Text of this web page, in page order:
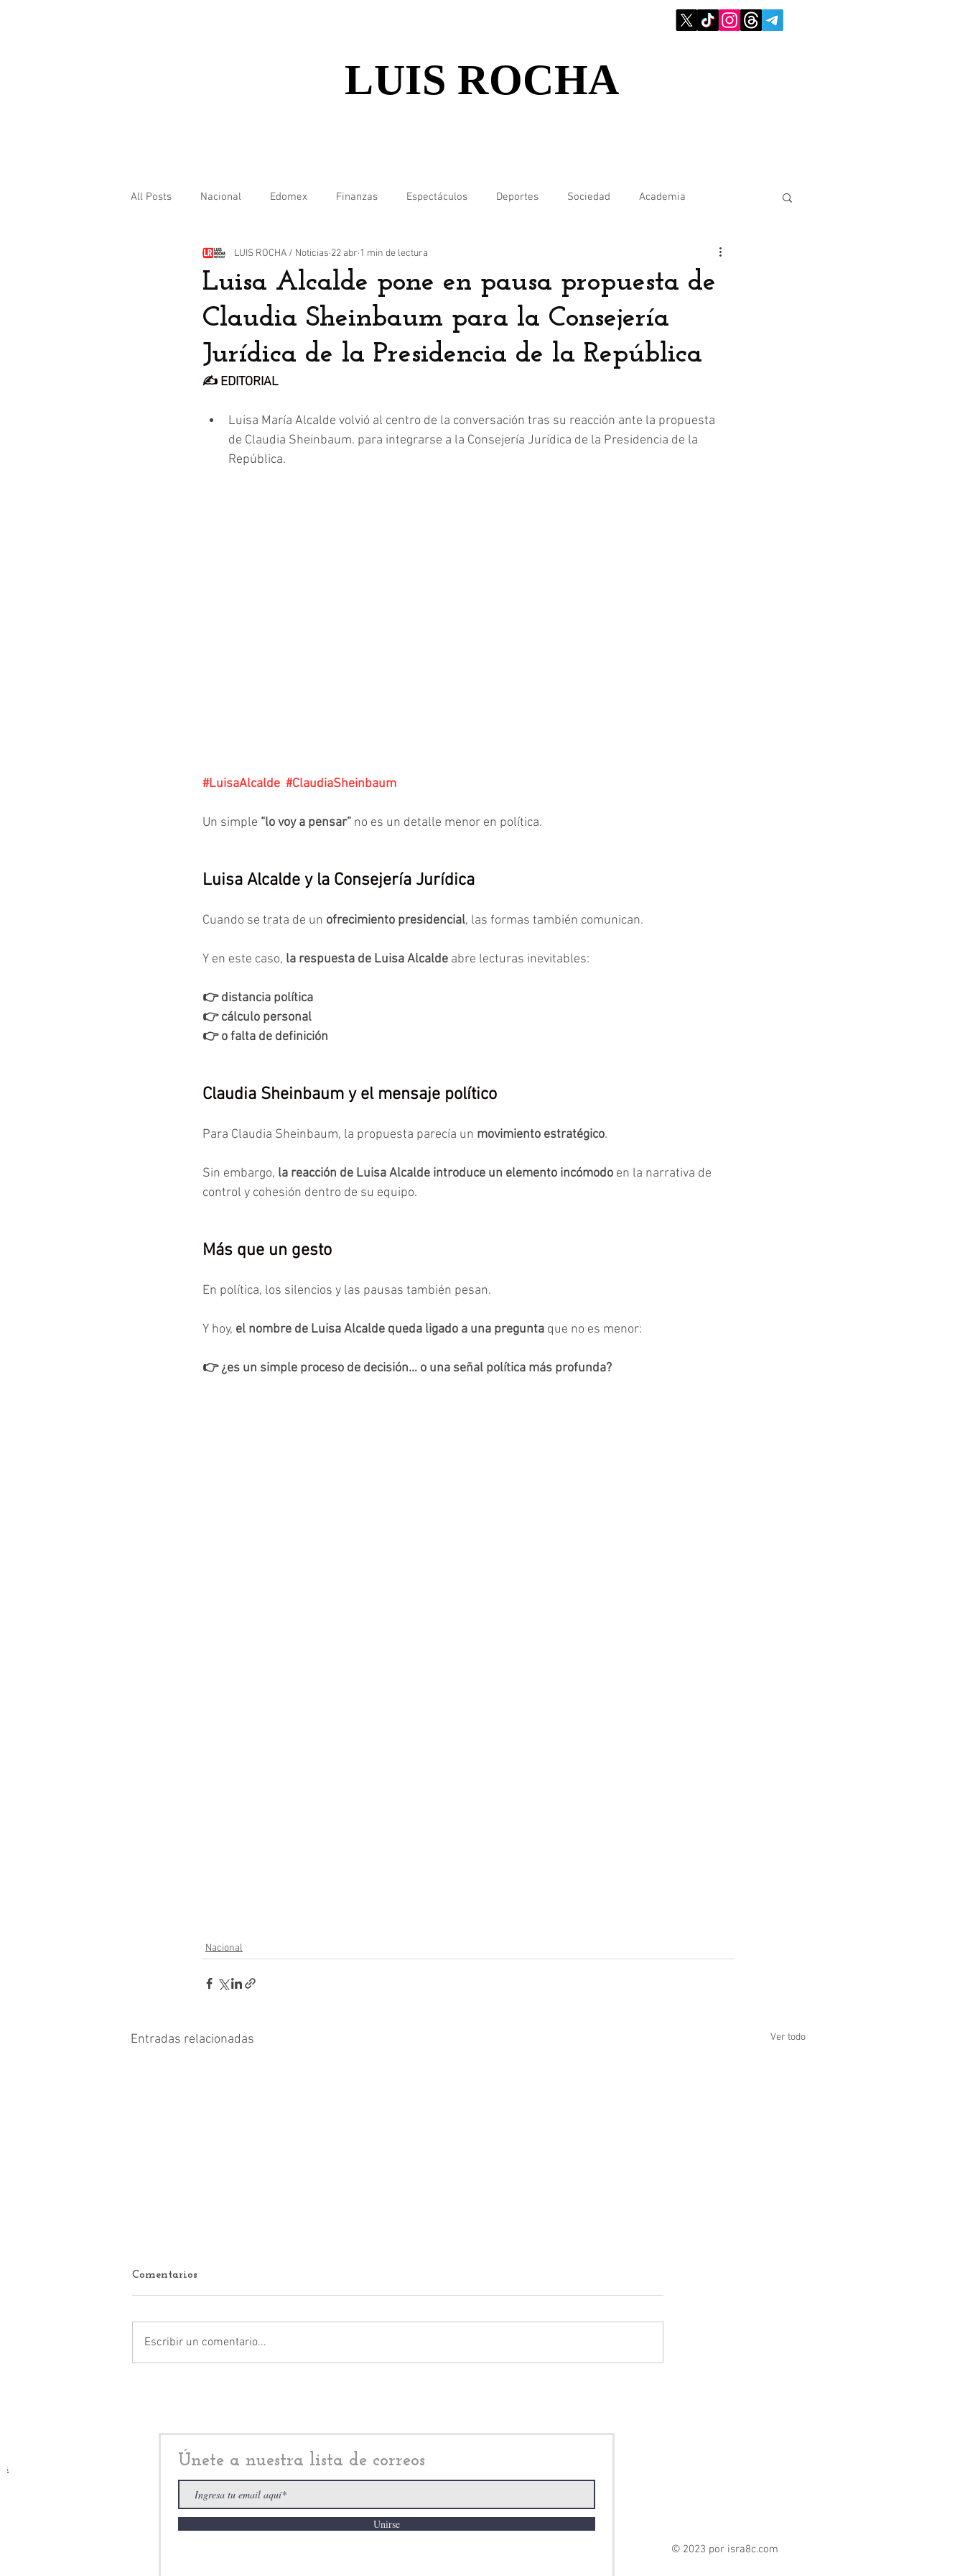
LUIS ROCHA
All Posts Nacional Edomex Finanzas Espectáculos Deportes Sociedad Academia
Internacional
Luisa Alcalde pone en pausa propuesta de
Claudia Sheinbaum para la Consejería
Jurídica de la Presidencia de la República
LUIS ROCHA / Noticias 22 abr 1 min de lectura
✍️ EDITORIAL
Luisa María Alcalde volvió al centro de la conversación tras su reacción ante la propuesta
de Claudia Sheinbaum. para integrarse a la Consejería Jurídica de la Presidencia de la
República.
#LuisaAlcalde #ClaudiaSheinbaum
Un simple “lo voy a pensar” no es un detalle menor en política.
Luisa Alcalde y la Consejería Jurídica
Cuando se trata de un ofrecimiento presidencial, las formas también comunican.
Y en este caso, la respuesta de Luisa Alcalde abre lecturas inevitables:
👉 distancia política
👉 cálculo personal
👉 o falta de definición
Claudia Sheinbaum y el mensaje político
Para Claudia Sheinbaum, la propuesta parecía un movimiento estratégico.
Sin embargo, la reacción de Luisa Alcalde introduce un elemento incómodo en la narrativa de
control y cohesión dentro de su equipo.
Más que un gesto
En política, los silencios y las pausas también pesan.
Y hoy, el nombre de Luisa Alcalde queda ligado a una pregunta que no es menor:
👉 ¿es un simple proceso de decisión… o una señal política más profunda?
Nacional
Entradas relacionadas Ver todo
debate
Comentarios
Escribir un comentario...
Únete a nuestra lista de correos
Unirse
i
© 2023 por isra8c.com